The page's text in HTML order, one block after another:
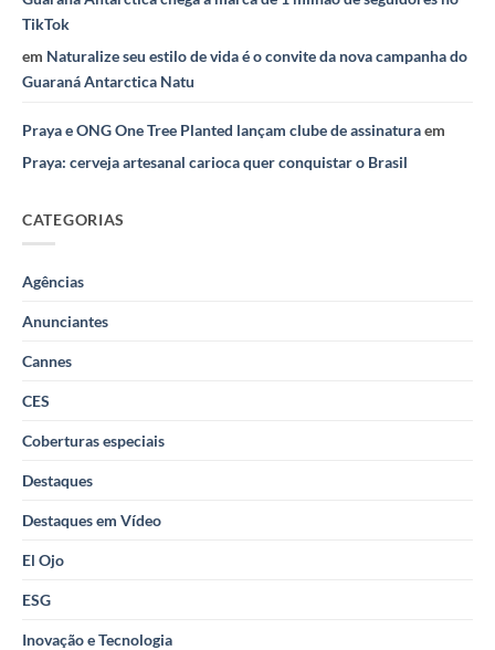
TikTok
em Naturalize seu estilo de vida é o convite da nova campanha do
Guaraná Antarctica Natu
Praya e ONG One Tree Planted lançam clube de assinaturaem
Praya: cerveja artesanal carioca quer conquistar o Brasil
CATEGORIAS
Agências
Anunciantes
Cannes
CES
Coberturas especiais
Destaques
Destaques em Vídeo
El Ojo
ESG
Inovação e Tecnologia